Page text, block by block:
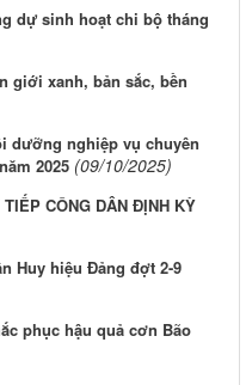
dự sinh hoạt chi bộ tháng
giới xanh, bản sắc, bền
dưỡng nghiệp vụ chuyên
2025 (09/10/2025)
CÔNG DÂN ĐỊNH KỲ
Huy hiệu Đảng đợt 2-9
phục hậu quả cơn Bão